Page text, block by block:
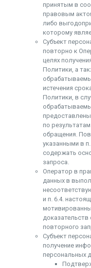
принятым в
правовым
либо
которому
Субъект
повторно к
целях
Политики, а
истечения
Политики, в
по
обращения.
указанными в
содержать
запроса.
Оператор в
данных в
и п. 6.4.
повторного
Субъект
получение
персональных